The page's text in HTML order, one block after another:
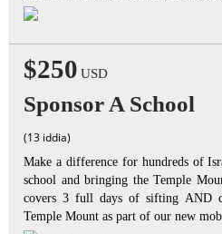
$250 USD
Sponsor A School
(13 iddia)
Make a difference for hundreds of
school and bringing the Temple
covers 3 full days of sifting AND
Temple Mount as part of our new